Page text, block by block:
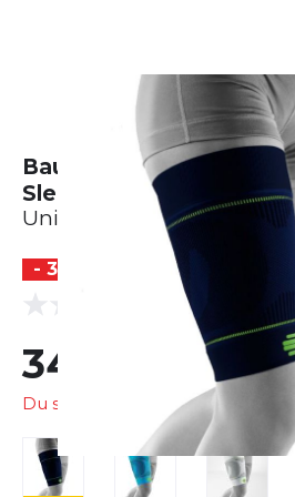
Bauerfeind Sports
Sleeves Upper Leg -
Unisex
- 30 %
0.0
(0
34,99 € 49,90 €
Du sparst